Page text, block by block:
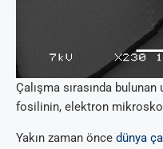
Çalışma sırasında
fosilinin, elektron
Yakın zaman önce dünya